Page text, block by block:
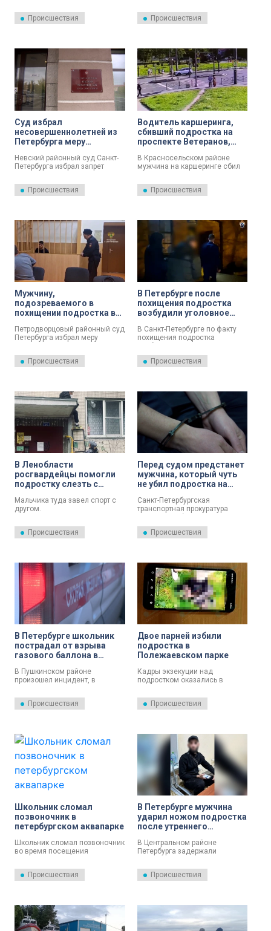
Происшествия
реанимации. Всё произошло
вечером 5 декабря.
Происшествия
Суд избрал
несовершеннолетней из
Петербурга меру
вооруженное нападение
на подростка в
Невский районный суд Санкт-
Петербурга избрал запрет
несовершеннолетней
жительнице Петербурга,
Происшествия
Водитель каршеринга,
сбивший подростка на
проспекте Ветеранов,
В Красносельском районе
мужчина на каршеринге сбил
сняла камера
видеонаблюдения. Теперь
Происшествия
Мужчину,
подозреваемого в
похищении подростка в
под стражу
Петродворцовый районный суд
Петербурга избрал меру
заключения под стражу
Дмитрию Барбарову, которого
Происшествия
В Петербурге после
похищения подростка
возбудили уголовное
В Санкт-Петербурге по факту
похищения подростка
возбуждено уголовное дело.
Происшествия
В Ленобласти
росгвардейцы помогли
подростку слезть с
Мальчика туда завел спорт с
другом.
Происшествия
Перед судом предстанет
мужчина, который чуть
не убил подростка на
Санкт-Петербургская
транспортная прокуратура
заключение по уголовному
делу в отношении мужчины,
Происшествия
В Петербурге школьник
пострадал от взрыва
газового баллона в
В Пушкинском районе
произошел инцидент, в
получил серьезные травмы в
автосервисе.
Происшествия
Двое парней избили
подростка в
Полежаевском парке
Кадры экзекуции над
подростком оказались в
программы «Степень защиты».
Происшествия
Школьник сломал
позвоночник в
петербургском аквапарке
Школьник сломал позвоночник
во время посещения
районе Петербурга.
Происшествия
В Петербурге мужчина
ударил ножом подростка
после утреннего
агрессор задержан
В Центральном районе
Петербурга задержали
на 17-летнего парня.
Происшествия